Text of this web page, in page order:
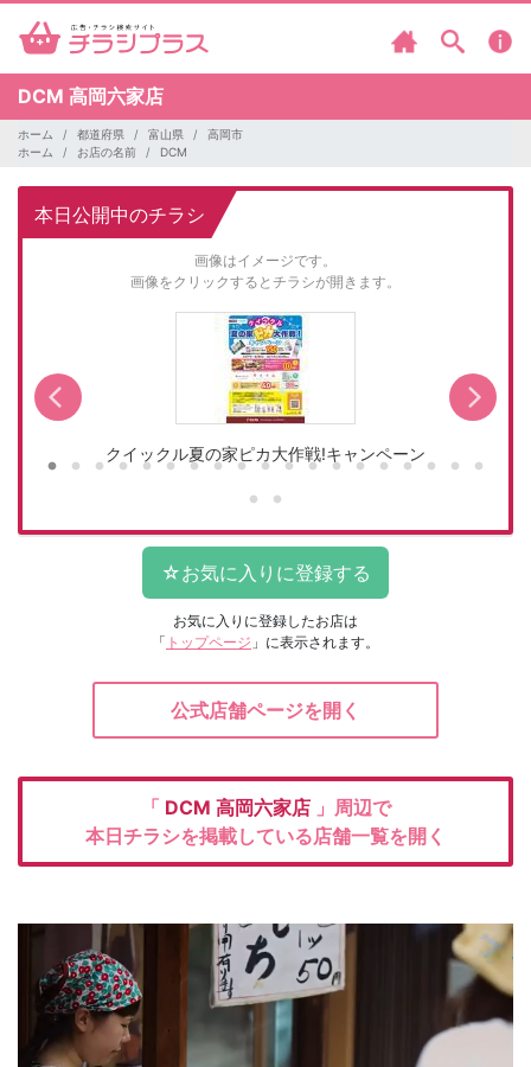
DCM 高岡六家店
ホーム 都道府県 富山県
高岡市
ホーム
お店の名前 DCM
本日公開中のチラシ
画像はイメージです。
画像をクリックするとチラシが開きます。
クイックル夏の家ピカ大作戦!キャンペーン
お気に入りに登録したお店は
「 トップページ 」に表示されます。
公式店舗ページを開く
「 DCM 高岡六家店 」周辺で
本日チラシを掲載している店舗一覧を開く